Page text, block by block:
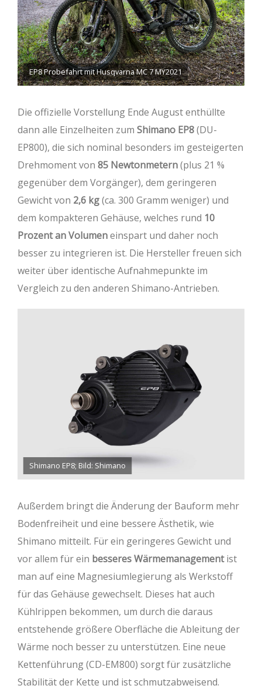
EP8 Probefahrt mit Husqvarna MC 7 MY2021
Die offizielle Vorstellung Ende August enthüllte
dann alle Einzelheiten zum Shimano EP8(DU-
EP800), die sich nominal besonders im gesteigerten
Drehmoment von 85 Newtonmetern(plus 21 %
gegenüber dem Vorgänger), dem geringeren
Gewicht von 2,6 kg(ca. 300 Gramm weniger) und
dem kompakteren Gehäuse, welches rund 10
Prozent an Volumeneinspart und daher noch
besser zu integrieren ist. Die Hersteller freuen sich
weiter über identische Aufnahmepunkte im
Vergleich zu den anderen Shimano-Antrieben.
Shimano EP8; Bild: Shimano
Außerdem bringt die Änderung der Bauform mehr
Bodenfreiheit und eine bessere Ästhetik, wie
Shimano mitteilt. Für ein geringeres Gewicht und
vor allem für ein besseres Wärmemanagementist
man auf eine Magnesiumlegierung als Werkstoff
für das Gehäuse gewechselt. Dieses hat auch
Kühlrippen bekommen, um durch die daraus
entstehende größere Oberfläche die Ableitung der
Wärme noch besser zu unterstützen. Eine neue
Kettenführung (CD-EM800) sorgt für zusätzliche
Stabilität der Kette und ist schmutzabweisend.